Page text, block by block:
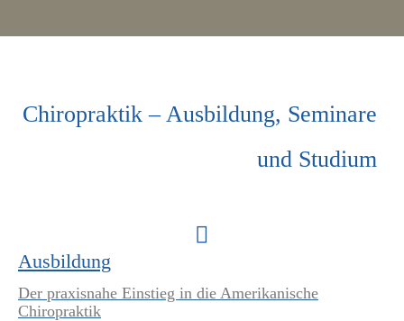
Chiropraktik – Ausbildung, Seminare
und Studium
Ausbildung
Der praxisnahe Einstieg in die Amerikanische
Chiropraktik